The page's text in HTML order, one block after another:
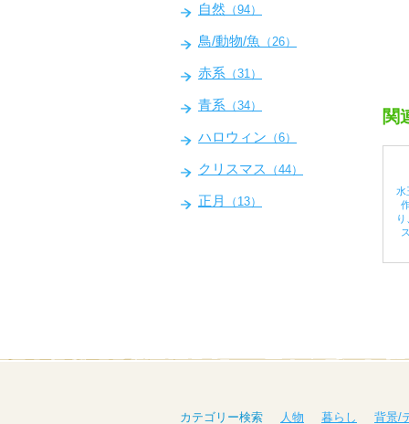
関
水
自然 （94）
鳥/動物/魚 （26）
赤系 （31）
青系 （34）
ハロウィン （6）
クリスマス （44）
正月 （13）
カテゴリー検索 人物 暮らし 背景/